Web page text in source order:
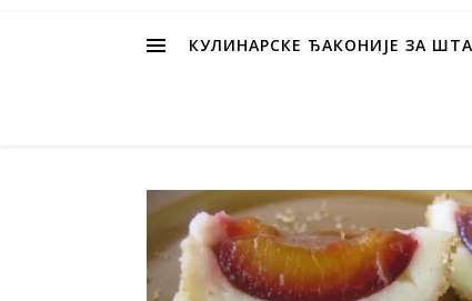
КУЛИНАРСКЕ ЂАКОНИЈЕ ЗА